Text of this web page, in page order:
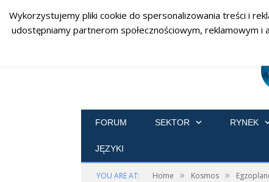
FORUM SEKTOR RYNEK
JĘZYKI
YOU ARE AT: Home » Kosmos »
Wykorzystujemy pliki cookie do spersonalizowania treści i
udostępniamy partnerom społecznościowym, reklamowym i